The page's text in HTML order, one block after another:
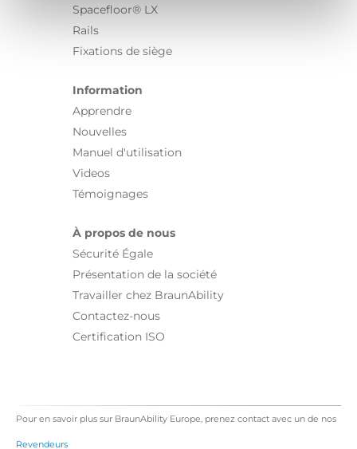
Spacefloor® LX
Rails
Fixations de siège
Information
Apprendre
Nouvelles
Manuel d'utilisation
Videos
Témoignages
À propos de nous
Sécurité Égale
Présentation de la société
Travailler chez BraunAbility
Contactez-nous
Certification ISO
Pour en savoir plus sur BraunAbility Europe, prenez contact avec un de nos
Revendeurs